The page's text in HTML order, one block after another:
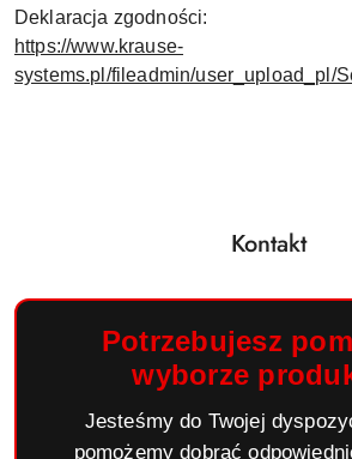
Deklaracja zgodności:
https://www.krause-
systems.pl/fileadmin/user_upload_pl/
Kontakt
Potrzebujesz
wyborze
Jesteśmy do Twojej
pomożemy dobrać